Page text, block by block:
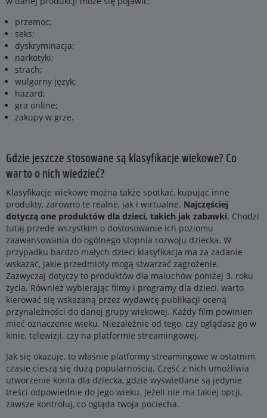
przemoc;
seks;
dyskryminacja;
narkotyki;
strach;
wulgarny język;
hazard;
gra online;
zakupy w grze.
Gdzie jeszcze stosowane są klasyfikacje wiekowe? Co
warto o nich wiedzieć?
Klasyfikacje wiekowe można także spotkać, kupując inne
produkty, zarówno te realne, jak i wirtualne. Najczęściej
dotyczą one produktów dla dzieci, takich jak zabawki. Chodzi
tutaj przede wszystkim o dostosowanie ich poziomu
zaawansowania do ogólnego stopnia rozwoju dziecka. W
przypadku bardzo małych dzieci klasyfikacja ma za zadanie
wskazać, jakie przedmioty mogą stwarzać zagrożenie.
Zazwyczaj dotyczy to produktów dla maluchów poniżej 3. roku
życia. Również wybierając filmy i programy dla dzieci, warto
kierować się wskazaną przez wydawcę publikacji oceną
przynależności do danej grupy wiekowej. Każdy film powinien
mieć oznaczenie wieku. Niezależnie od tego, czy oglądasz go w
kinie, telewizji, czy na platformie streamingowej.
Jak się okazuje, to właśnie platformy streamingowe w ostatnim
czasie cieszą się dużą popularnością. Część z nich umożliwia
utworzenie konta dla dziecka, gdzie wyświetlane są jedynie
treści odpowiednie do jego wieku. Jeżeli nie ma takiej opcji,
zawsze kontroluj, co ogląda twoja pociecha.